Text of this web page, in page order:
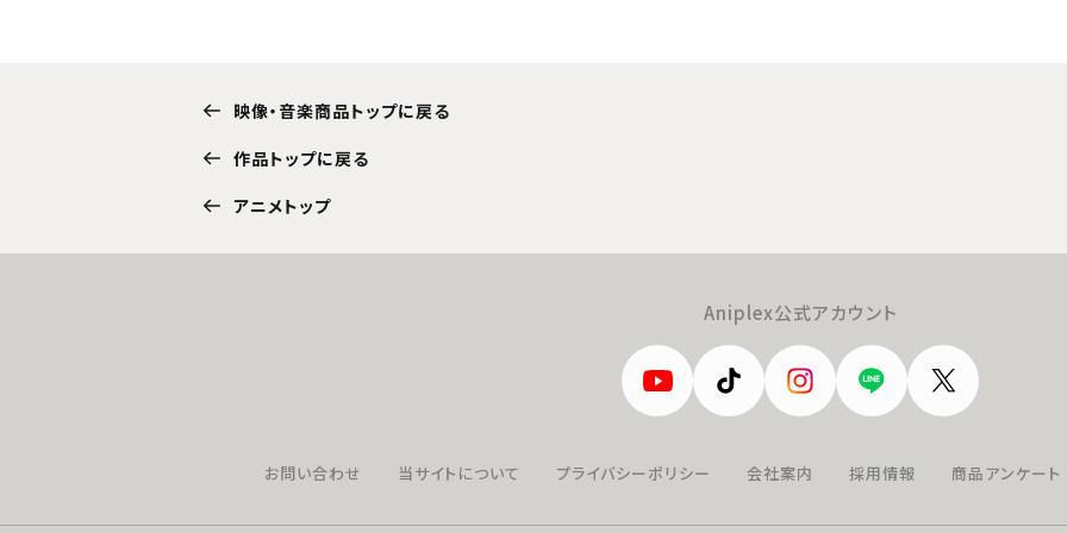
映像・音楽商品トップに戻る
作品トップに戻る
アニメトップ
Aniplex公式アカウント
お問い合わせ 当サイトについて プライバシーポリシー 会社案内 採用情報 商品アンケート